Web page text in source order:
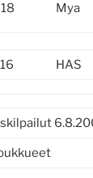
Mya
HAS